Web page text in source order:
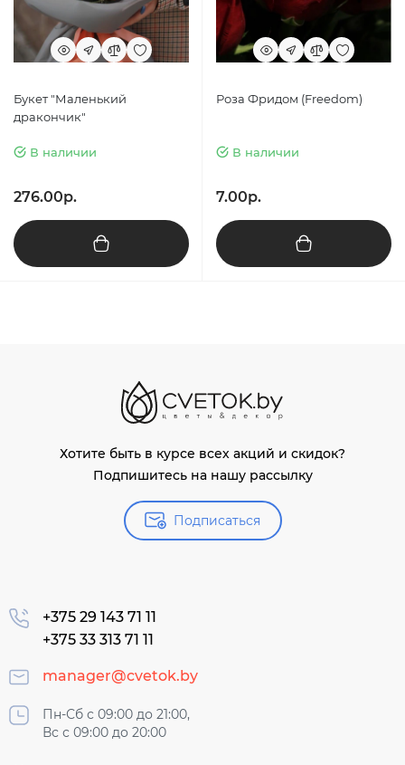
Букет "Маленький
дракончик"
В наличии
276.00р.
Роза Фридом (Freedom)
В наличии
7.00р.
Хотите быть в курсе всех акций и скидок?
Подпишитесь на нашу рассылку
Подписаться
+375 29 143 71 11
+375 33 313 71 11
manager@cvetok.by
Пн-Сб с 09:00 до 21:00,
Вс с 09:00 до 20:00